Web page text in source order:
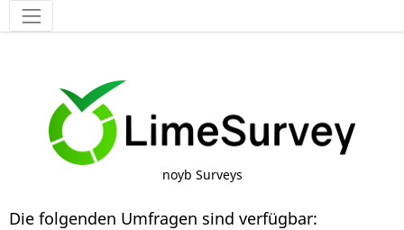
Werkzeuge
noyb Surveys
Die folgenden Umfragen sind verfügbar: